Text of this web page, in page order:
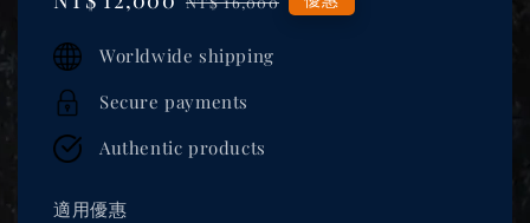
Worldwide shipping
Secure payments
Authentic products
適用優惠